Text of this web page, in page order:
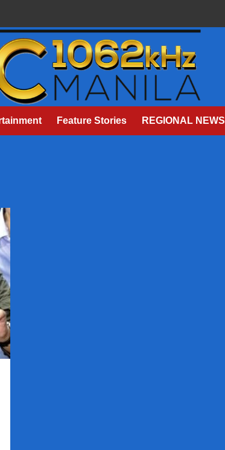
Feature Stories REGIONAL NEWS